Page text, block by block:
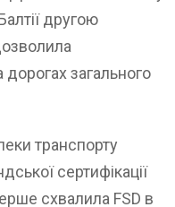
другою
дорогах загального
транспорту
сертифікації
схвалила FSD в